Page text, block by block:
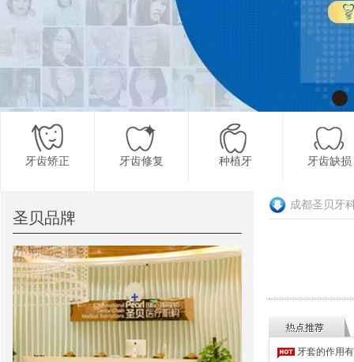
牙齿矫正 牙齿修复 种植牙 牙齿缺损
更多项目
成都圣贝牙
牙套的作用
圣贝品牌